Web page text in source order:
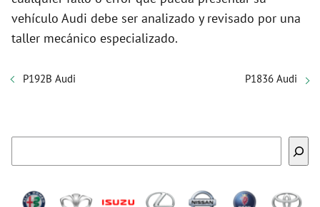
vehículo Audi debe ser analizado y revisado por una
taller mecánico especializado.
P192B Audi P1836 Audi